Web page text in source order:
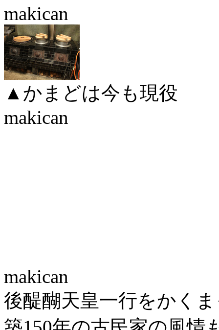
makican
▲かまどは今も現役
makican
makican
後醍醐天皇一行をかく